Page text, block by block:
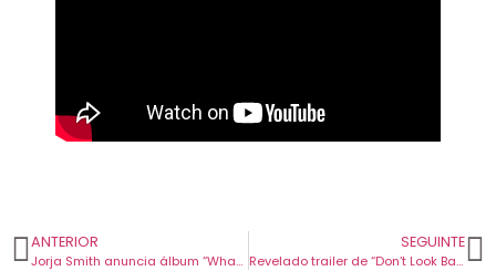
ANTERIOR
Jorja Smith anuncia álbum “What Are The Odds” e lança single com Wizkid.
SEGUINTE
Revelado trailer de “Don’t Look Back In Anger”, documentário sobre o regresso dos Oasis.